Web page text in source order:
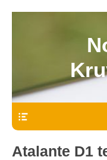
Atalante D1